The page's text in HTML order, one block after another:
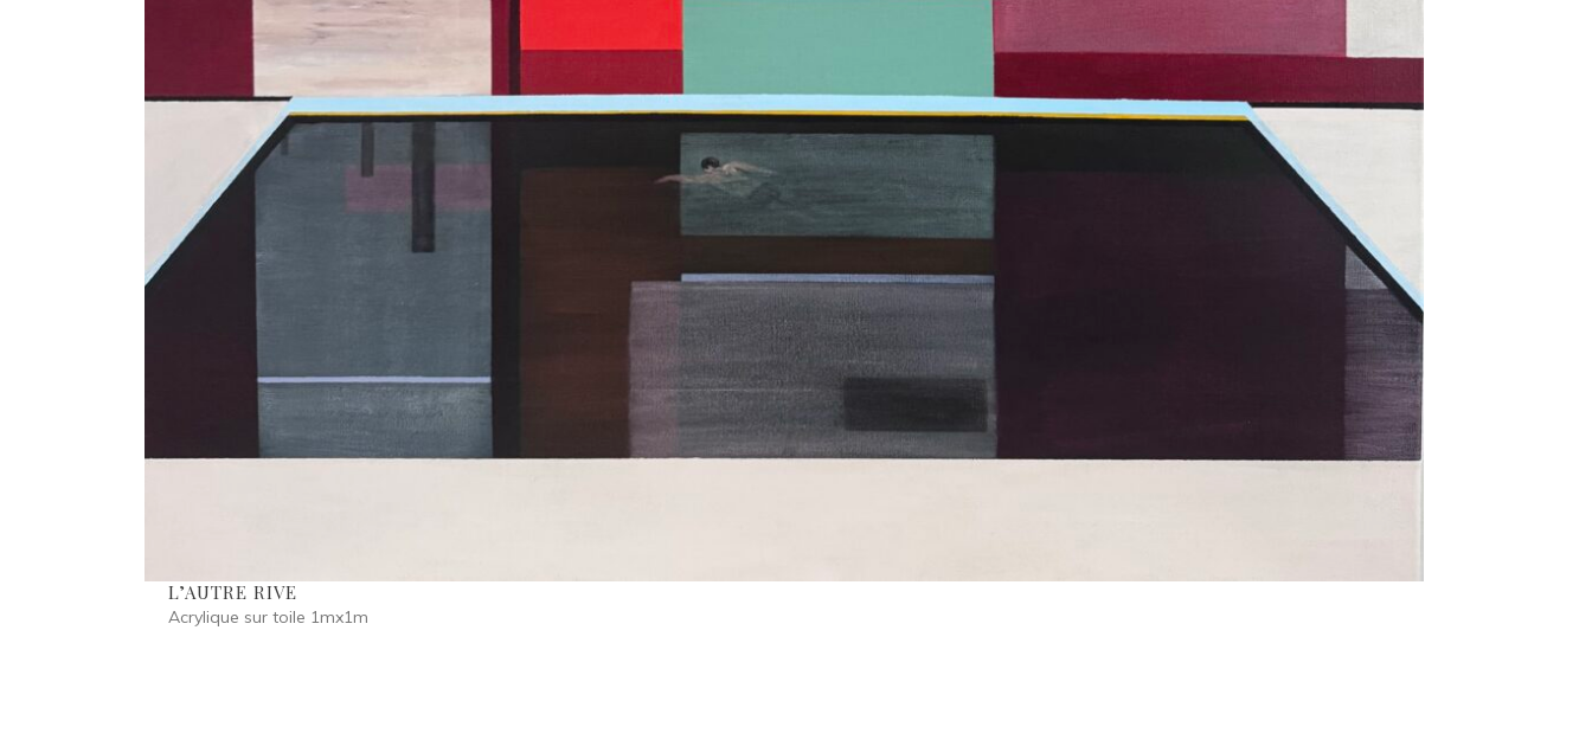
L’AUTRE RIVE
Acrylique sur toile 1mx1m